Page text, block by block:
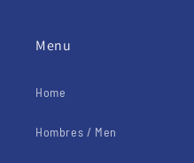
Menu
Home
Hombres / Men